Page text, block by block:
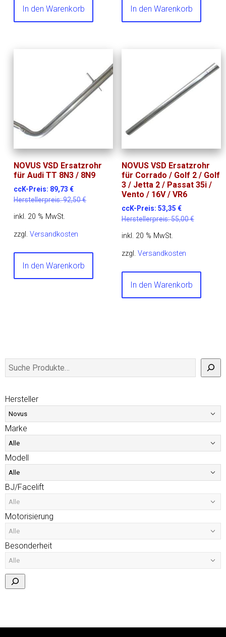
In den Warenkorb In den Warenkorb
NOVUS VSD Ersatzrohr
für Audi TT 8N3 / 8N9
ccK-Preis: 89,73€
Herstellerpreis:92,50€
inkl. 20 % MwSt.
zzgl.Versandkosten
In den Warenkorb
NOVUS VSD Ersatzrohr
für Corrado / Golf 2 / Golf
3 / Jetta 2 / Passat 35i /
Vento / 16V / VR6
ccK-Preis: 53,35 €
Herstellerpreis:55,00€
inkl. 20 % MwSt.
zzgl. Versandkosten
In den Warenkorb
Hersteller
Marke
Modell
BJ/Facelift
Motorisierung
Besonderheit